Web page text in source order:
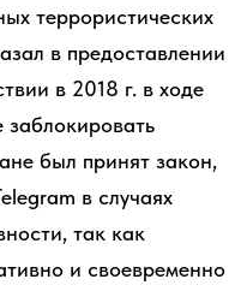
террористических
в предоставлении
в 2018 г. в ходе
был принят закон,
в случаях
так как
и своевременно